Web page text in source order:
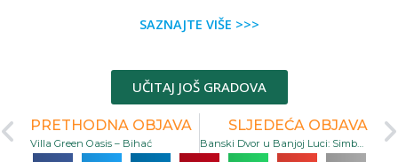
SAZNAJTE VIŠE >>>
UČITAJ JOŠ GRADOVA
PRETHODNA OBJAVA
Villa Green Oasis – Bihać
SLJEDEĆA OBJAVA
Banski Dvor u Banjoj Luci: Simbol kulturne i istorijske baštine